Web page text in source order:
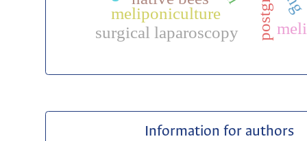
meliponiculture
surgical laparoscopy
Information for authors